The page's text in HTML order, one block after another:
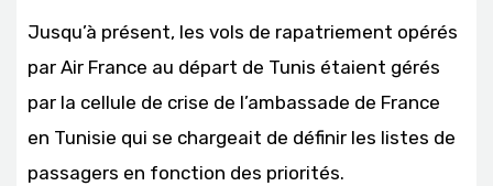
Jusqu’à présent, les vols de rapatriement opérés
par Air France au départ de Tunis étaient gérés
par la cellule de crise de l’ambassade de France
en Tunisie qui se chargeait de définir les listes de
passagers en fonction des priorités.